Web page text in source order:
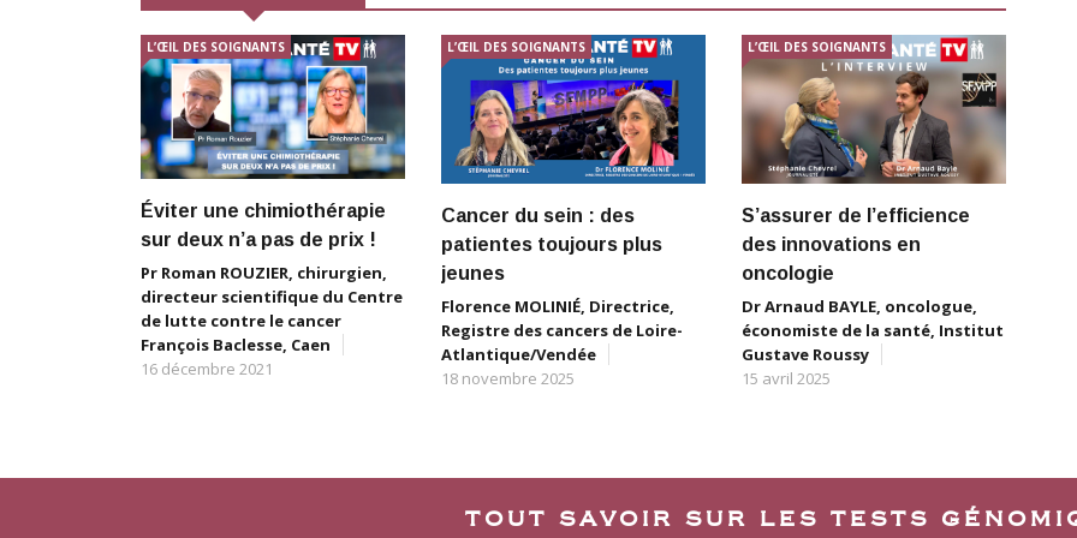
L’ŒIL DES SOIGNANTS
Éviter une chimiothérapie
sur deux n’a pas de prix !
Pr Roman ROUZIER, chirurgien,
directeur scientifique du Centre
de lutte contre le cancer
François Baclesse, Caen
16 décembre 2021
L’ŒIL DES SOIGNANTS
Cancer du sein : des
patientes toujours plus
jeunes
Florence MOLINIÉ, Directrice,
Registre des cancers de Loire-
Atlantique/Vendée
18 novembre 2025
L’ŒIL DES SOIGNANTS
S’assurer de l’efficience
des innovations en
oncologie
Dr Arnaud BAYLE, oncologue,
économiste de la santé, Institut
Gustave Roussy
15 avril 2025
TOUT SAVOIR SUR LES TESTS